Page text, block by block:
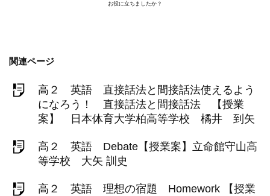
お役に立ちましたか？
関連ページ
高２ 英語 直接話法と間接話法使えるよう
になろう！ 直接話法と間接話法 【授業
案】 日本体育大学柏高等学校 橘井 到矢
高２ 英語 Debate【授業案】立命館守山高
等学校 大矢 訓史
高２ 英語 理想の宿題 Homework 【授業